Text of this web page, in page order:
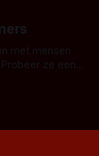
horror
tv-
met mensen
ze eens